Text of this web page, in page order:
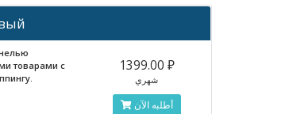
товарами с
1399.00 ₽
شهري
أطلبه الآن